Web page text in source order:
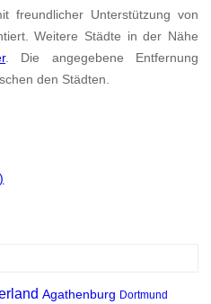
freundlicher Unterstützung von
Weitere Städte in der Nähe
. Die angegebene Entfernung
den Städten.
Agathenburg Dortmund